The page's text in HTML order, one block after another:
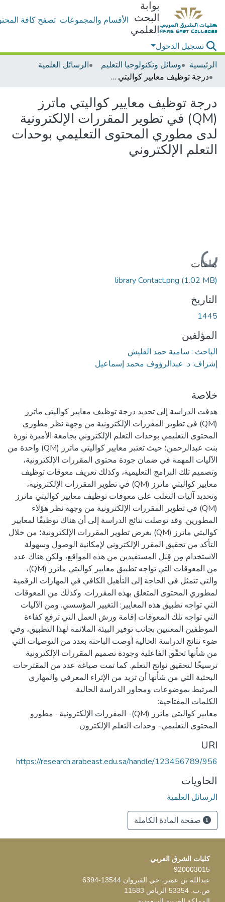
بوابة
البحث
العلمي
الأقسام والمجموعات تصفح كافة
تسجيل الدخول
الرئيسية
وسائل وتكنولوجيا التعليم
الرسائل العلمية
درجة توظيف معايير كواليتي ماترز (QM) في تطوير المقررات الإلكترونية لدى مطوري المحتوى التعليمي بوحدات التعلم الإلكتروني
درجة توظيف معايير كواليتي ماترز
(QM) في تطوير المقررات الإلكترونية
لدى مطوري المحتوى التعليمي بوحدات
التعلم الإلكتروني
جاري التحميل...
ملفات
library Contact.png (1.02 MB)
التاريخ
1445
المؤلفين
الباحث : سامية حمد القليش
إشراف: د. عبدالرؤوف محمد إسماعيل
خلاصة
هدفت الدراسة إلى تحديد درجة توظيف معايير كواليتي ماترز
(QM) في تطوير المقررات الإلكترونية من وجهة نظر مطوري
المحتوى التعليمي بوحدات التعلم الإلكتروني بجامعة الأميرة نورة
بنت عبدالرحمن؛ حيث تعتبر معايير كواليتي ماترز (QM) واحدة من
الآليات المهمة في ضمان جودة محتوى المقررات الإلكترونية،
وتصميم تلك البرامج التعليمية، وكذلك تعريف معوقات توظيف
معايير كواليتي ماترز (QM) في تطوير المقررات الإلكترونية،
وتحديد آليات التغلب على معوقات توظيف معايير كواليتي ماترز
(QM) في تطوير المقررات الإلكترونية من وجهة نظر هؤلاء
المطورين. وقد توصلت نتائج الدراسة إلى أن هناك توظيفًا لمعايير
كواليتي ماترز (QM) بغرض تطوير المقررات الإلكترونية؛ من خلال
التأكد من تحقيق المقرر الإلكتروني لإمكانية الوصول وسهولة
الاستخدام مِن قِبَل المستفيدين من هذه المواقع، ولكن هناك عدد
من المعوقات التي تواجه تطبيق معايير كواليتي ماترز (QM)،
والتي تتمثل في الحاجة إلى التأهيل الكافي في المهارات الرقمية
لمطوري المحتوى المتعلق بهذه المقررات. وكذلك من المعوقات
التي تواجه تطبيق هذه المعايير: التغيير المؤسسي. ومن الآليات
التي تواجه تلك المعوقات إقامة ورش العمل التي ترفع كفاءة
الموظفين المعنيين بجانب توفير البيئة الملائمة لهذا التطبيق، وفي
ضوء نتائج الدراسة الحالية أوصت الباحثة بعدد من التوصيات التي
من شأنها تحقّق الفاعلية وجودة تصميم المقررات الإلكترونية
ترسيخًا لتحقيق نواتج التعلم. كما تمت صياغة عدد من المقترحات
البحثية التي من شأنها أن تزيد من الإثراء المعرفي والمهاري
معايير كواليتي ماترز (QM)- المقررات الإلكترونية– مطورو
المحتوى التعليمي- وحدات التعلم الإلكترون
URI
https://research.arabeast.edu.sa/handle/123456789/956
الحاويات
الرسائل العلمية
صفحة المادة الكاملة
كليات الشرق العربي
920003015
عبدالله بن عمير، حي القيروان 13544-6394
ص.ب. 53354 الرياض 11583